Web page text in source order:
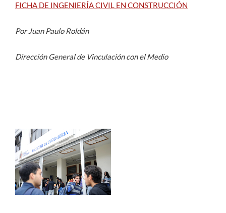
FICHA DE INGENIERÍA CIVIL EN CONSTRUCCIÓN
Por Juan Paulo Roldán
Dirección General de Vinculación con el Medio